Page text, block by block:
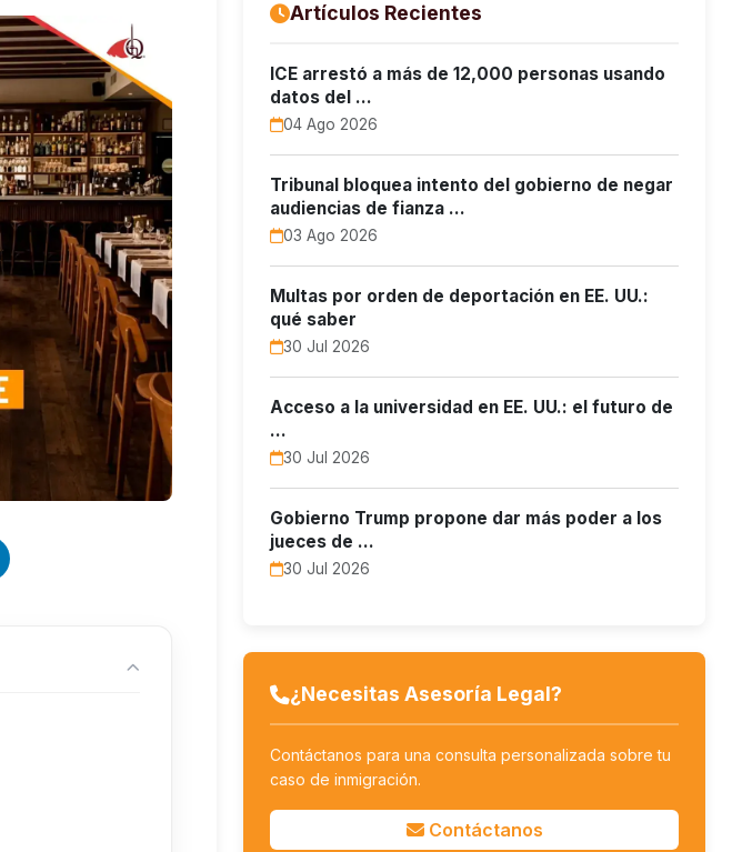
Artículos Recientes
ICE arrestó a más de 12,000 personas usando
datos del …
04 Ago 2026
Tribunal bloquea intento del gobierno de negar
audiencias de fianza …
03 Ago 2026
Multas por orden de deportación en EE. UU.:
qué saber
30 Jul 2026
Acceso a la universidad en EE. UU.: el futuro de
…
30 Jul 2026
Gobierno Trump propone dar más poder a los
jueces de …
30 Jul 2026
¿Necesitas Asesoría Legal?
Contáctanos para una consulta personalizada sobre tu
caso de inmigración.
Contáctanos